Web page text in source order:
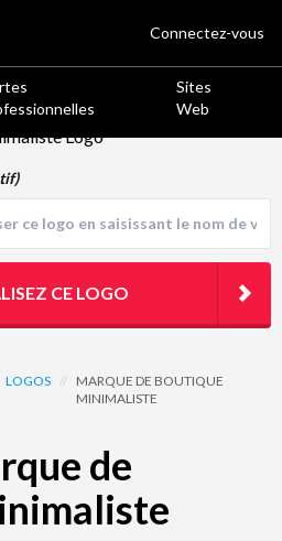
Sites
Web
Connectez-vous
LOGOS //
MARQUE DE BOUTIQUE
MINIMALISTE
de
CE LOGO